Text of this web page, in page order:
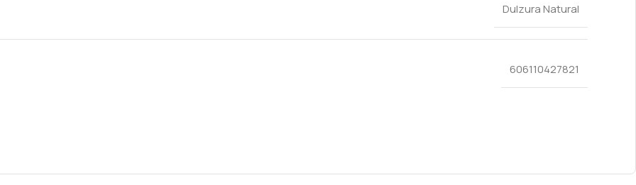
Dulzura Natural
606110427821